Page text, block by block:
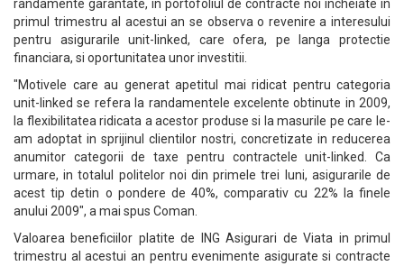
randamente garantate, in portofoliul de contracte noi incheiate in
primul trimestru al acestui an se observa o revenire a interesului
pentru asigurarile unit-linked, care ofera, pe langa protectie
financiara, si oportunitatea unor investitii.
"Motivele care au generat apetitul mai ridicat pentru categoria
unit-linked se refera la randamentele excelente obtinute in 2009,
la flexibilitatea ridicata a acestor produse si la masurile pe care le-
am adoptat in sprijinul clientilor nostri, concretizate in reducerea
anumitor categorii de taxe pentru contractele unit-linked. Ca
urmare, in totalul politelor noi din primele trei luni, asigurarile de
acest tip detin o pondere de 40%, comparativ cu 22% la finele
anului 2009", a mai spus Coman.
Valoarea beneficiilor platite de ING Asigurari de Viata in primul
trimestru al acestui an pentru evenimente asigurate si contracte